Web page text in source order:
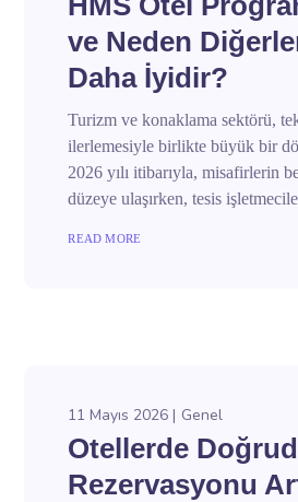
ve Neden
Daha İyidir?
Turizm ve konaklama sektörü,
ilerlemesiyle birlikte büyük bir
2026 yılı itibarıyla, misafirlerin
düzeye ulaşırken, tesis
READ MORE
11 Mayıs 2026 Genel
Otellerde
Rezervasyonu